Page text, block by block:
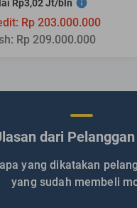
Rp3,02 Jt/bln
Rp 203.000.000
Rp 209.000.000
dari
yang dikatakan
yang sudah membeli